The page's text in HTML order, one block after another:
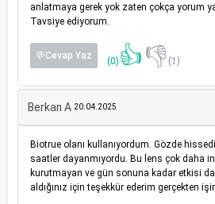
anlatmaya gerek yok zaten çokça yorum
Tavsiye ediyorum.
💬Cevap Yaz (0) 👍👎(1)
Berkan A 20.04.2025
Biotrue olanı kullanıyordum. Gözde
saatler dayanmıyordu. Bu lens çok daha
kurutmayan ve gün sonuna kadar etkisi
aldığınız için teşekkür ederim gerçekten